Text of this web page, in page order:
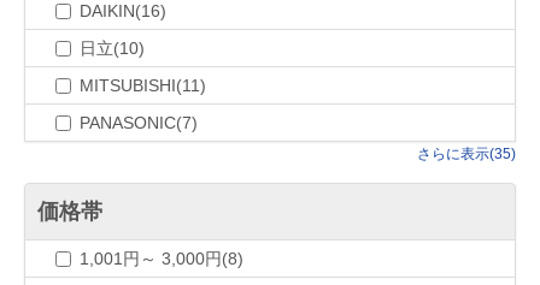
DAIKIN(16)
日立(10)
MITSUBISHI(11)
PANASONIC(7)
さらに表示(35)
価格帯
1,001円～ 3,000円(8)